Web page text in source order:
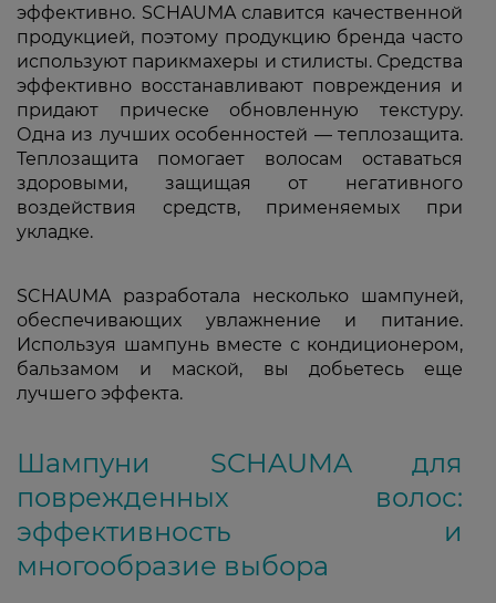
эффективно. SCHAUMA славится качественной
продукцией, поэтому продукцию бренда часто
используют парикмахеры и стилисты. Средства
эффективно восстанавливают повреждения и
придают прическе обновленную текстуру.
Одна из лучших особенностей — теплозащита.
Теплозащита помогает волосам оставаться
здоровыми, защищая от негативного
воздействия средств, применяемых при
укладке.
SCHAUMA разработала несколько шампуней,
обеспечивающих увлажнение и питание.
Используя шампунь вместе с кондиционером,
бальзамом и маской, вы добьетесь еще
лучшего эффекта.
Шампуни SCHAUMA для
поврежденных волос:
эффективность и
многообразие выбора